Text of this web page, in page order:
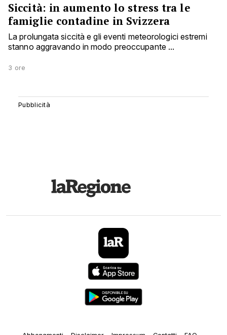
Siccità: in aumento lo stress tra le
famiglie contadine in Svizzera
La prolungata siccità e gli eventi meteorologici estremi
stanno aggravando in modo preoccupante ...
3 ore